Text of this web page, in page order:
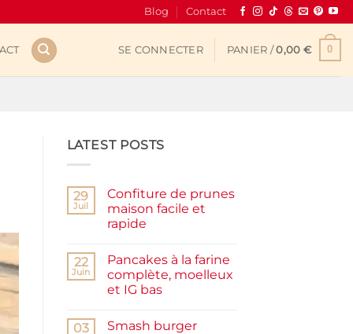
Blog Contact
SE CONNECTER PANIER /0,00 € 0
LATEST POSTS
29
Juil
Confiture de prunes
maison facile et
rapide
sur
Confiture
de
prunes
et
rapide
22
Juin
Pancakes à la farine
complète, moelleux
et IG bas
sur
03
Smash burger